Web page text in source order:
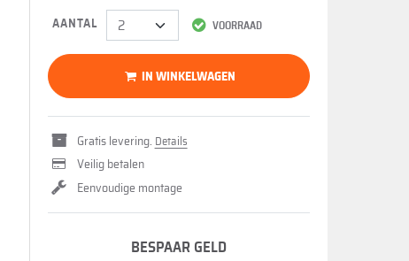
VOORRAAD
AANTAL
IN WINKELWAGEN
Gratis levering. Details
Veilig betalen
Eenvoudige montage
BESPAAR GELD